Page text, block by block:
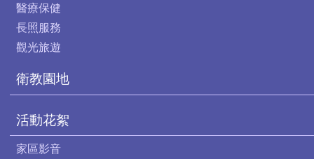
醫療保健
長照服務
觀光旅遊
衛教園地
活動花絮
家區影音